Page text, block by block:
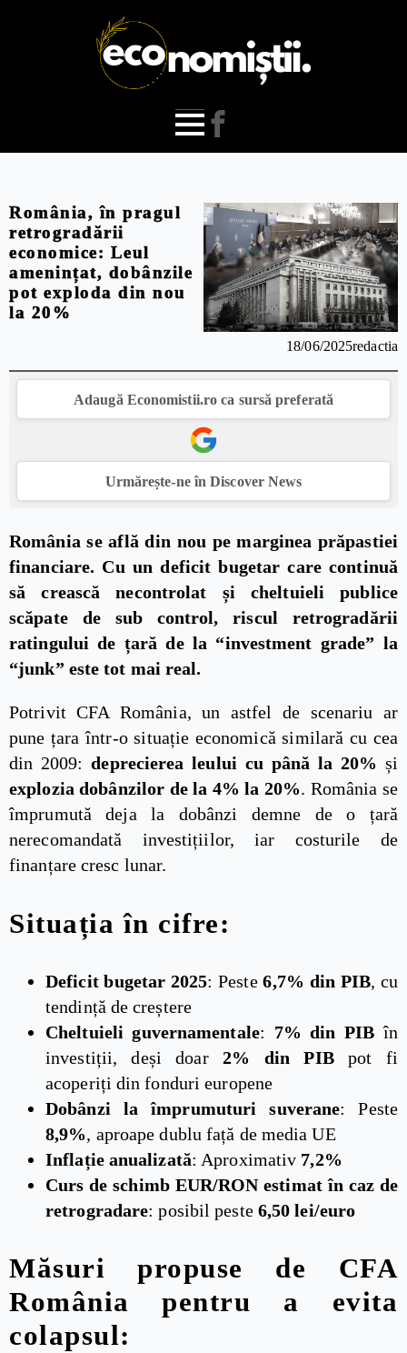
România, în pragul
retrogradării
economice: Leul
amenințat, dobânzile
pot exploda din nou
la 20%
18/06/2025redactia
Adaugă Economistii.ro ca sursă preferată
Urmărește-ne în Discover News
România se află din nou pe marginea prăpastiei
financiare. Cu un deficit bugetar care continuă
să crească necontrolat și cheltuieli publice
scăpate de sub control, riscul retrogradării
ratingului de țară de la “investment grade” la
“junk” este tot mai real.
Potrivit CFA România, un astfel de scenariu ar
pune țara într-o situație economică similară cu cea
din 2009:deprecierea leului cu până la 20% și
explozia dobânzilor de la 4% la 20%. România se
împrumută deja la dobânzi demne de o țară
nerecomandată investițiilor, iar costurile de
finanțare cresc lunar.
Situația în cifre:
Deficit bugetar 2025: Peste6,7% din PIB, cu
tendință de creștere
Cheltuieli guvernamentale: 7% din PIB în
investiții, deși doar2% din PIBpot fi
acoperiți din fonduri europene
Dobânzi la împrumuturi suverane: Peste
8,9%, aproape dublu față de media UE
Inflație anualizată: Aproximativ 7,2%
Curs de schimb EUR/RON estimat în caz de
retrogradare: posibil peste 6,50 lei/euro
Măsuri propuse de CFA
România pentru a evita
colapsul: